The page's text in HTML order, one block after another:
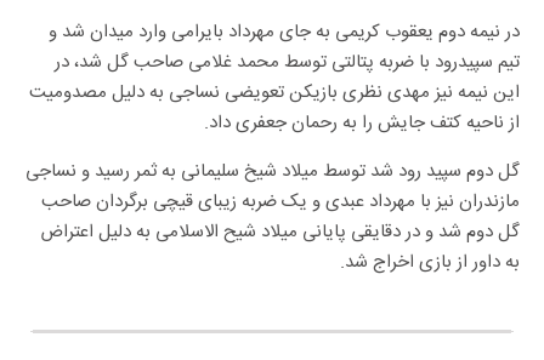
در نیمه دوم یعقوب کریمی به جای مهرداد بایرامی وارد میدان شد و
تیم سپیدرود با ضربه پتالتی توسط محمد غلامی صاحب گل شد، در
این نیمه نیز مهدی نظری بازیکن تعویضی نساجی به دلیل مصدومیت
از ناحیه کتف جایش را به رحمان جعفری داد.
گل دوم سپید رود شد توسط میلاد شیخ سلیمانی به ثمر رسید و نساجی
مازندران نیز با مهرداد عبدی و یک ضربه زیبای قیچی برگردان صاحب
گل دوم شد و در دقایقی پایانی میلاد شیح الاسلامی به دلیل اعتراض
به داور از بازی اخراج شد.